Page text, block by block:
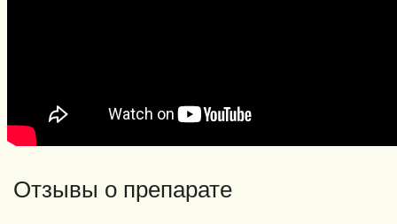
Отзывы о препарате